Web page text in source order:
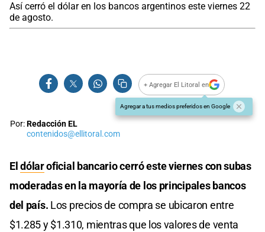
Así cerró el dólar en los bancos argentinos este viernes 22
de agosto.
+ Agregar El Litoral en
Agregar a tus medios preferidos en Google
Por:Redacción EL
contenidos@ellitoral.com
Eldólaroficial bancario cerró este viernes con subas
moderadas en la mayoría de los principales bancos
del país. Los precios de compra se ubicaron entre
$1.285 y $1.310, mientras que los valores de venta